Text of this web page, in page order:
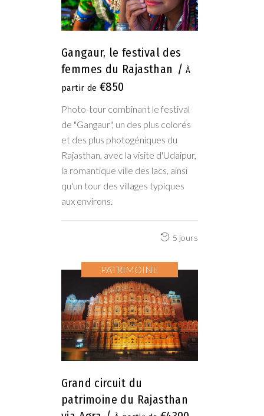
Gangaur, le festival des
femmes du Rajasthan
€850
Photo-tour combinant le festival
de "Gangaur", un des plus colorés
et des plus photogéniques du
Rajasthan, avec la visite d'Udaipur,
la romantique ville des lacs, ainsi
qu'un tour des villages typiques
aux environs.
5 jours
PATRIMOINE
Grand circuit du
patrimoine du Rajasthan